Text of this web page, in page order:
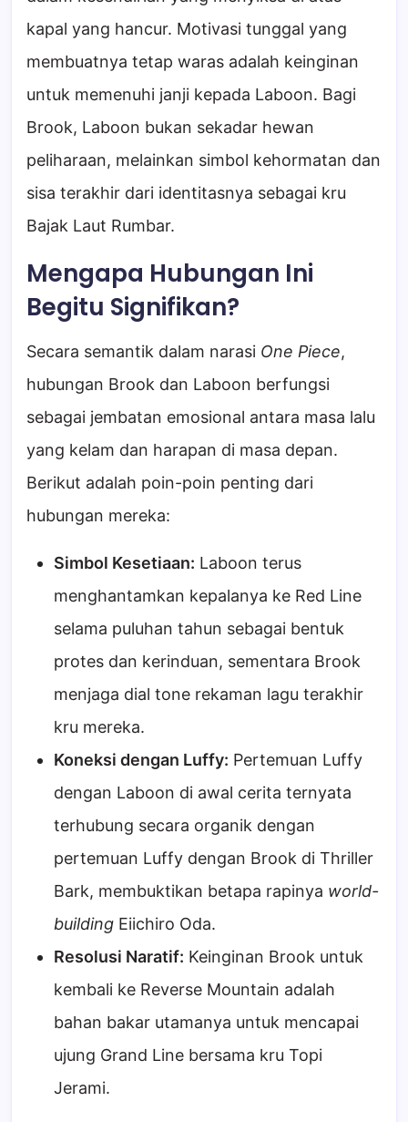
kapal yang hancur. Motivasi tunggal yang
membuatnya tetap waras adalah keinginan
untuk memenuhi janji kepada Laboon. Bagi
Brook, Laboon bukan sekadar hewan
peliharaan, melainkan simbol kehormatan dan
sisa terakhir dari identitasnya sebagai kru
Bajak Laut Rumbar.
Mengapa Hubungan Ini
Begitu Signifikan?
Secara semantik dalam narasi One Piece,
hubungan Brook dan Laboon berfungsi
sebagai jembatan emosional antara masa lalu
yang kelam dan harapan di masa depan.
Berikut adalah poin-poin penting dari
hubungan mereka:
Simbol Kesetiaan: Laboon terus
menghantamkan kepalanya ke Red Line
selama puluhan tahun sebagai bentuk
protes dan kerinduan, sementara Brook
menjaga dial tone rekaman lagu terakhir
kru mereka.
Koneksi dengan Luffy: Pertemuan Luffy
dengan Laboon di awal cerita ternyata
terhubung secara organik dengan
pertemuan Luffy dengan Brook di Thriller
Bark, membuktikan betapa rapinya world-
building Eiichiro Oda.
Resolusi Naratif: Keinginan Brook untuk
kembali ke Reverse Mountain adalah
bahan bakar utamanya untuk mencapai
ujung Grand Line bersama kru Topi
Jerami.